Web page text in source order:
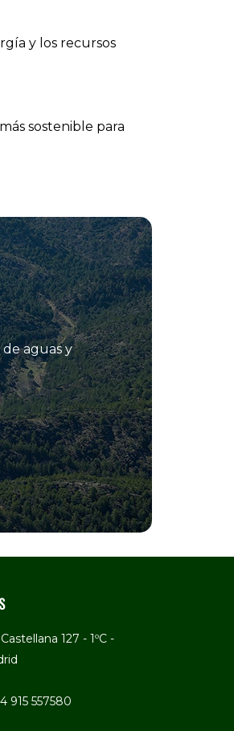
y los recursos
sostenible para
aguas y
127 - 1ºC -
915 557580